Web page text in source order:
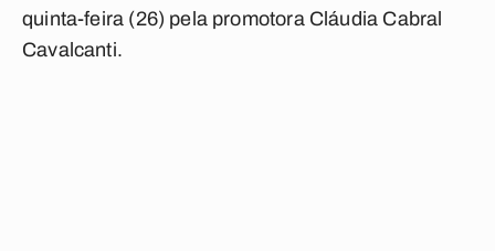
quinta-feira (26) pela promotora Cláudia Cabral
Cavalcanti.